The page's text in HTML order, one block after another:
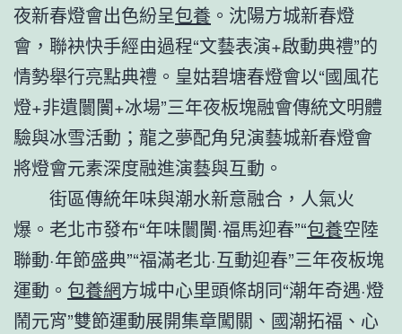
夜新春燈會出色紛呈包養 。沈陽方城新春燈
會，聯袂快手經由過程“文藝表演+啟動典禮”的
情勢舉行亮點典禮。皇姑碧塘春燈會以“國風花
燈+非遺闤闠+冰場”三年夜板塊融會傳統文明體
驗與冰雪活動；龍之夢配角兒演藝城新春燈會
將燈會元素深度融進演藝與互動。
街區傳統年味與潮水新意融合，人氣火
爆。老北市發布“年味闤闠·福馬迎春”“包養空陸
聯動·年節盛典”“福滿老北·互動迎春”三年夜板塊
運動。 包養網方城中心里頭條胡同“潮年奇遇·燈
鬧元宵”雙節運動展開集章闖關、國潮拓福、心